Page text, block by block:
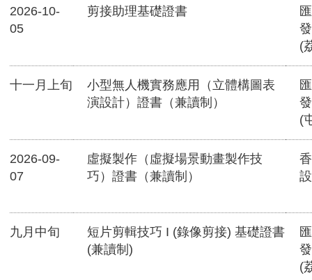
2026-10-
05
剪接助理基礎證書
(
十一月上旬
小型無人機實務應用（立體構圖表
演設計）證書（兼讀制）
(
2026-09-
07
虛擬製作（虛擬場景動畫製作技
巧）證書（兼讀制）
九月中旬
短片剪輯技巧 I (錄像剪接) 基礎證書
(兼讀制)
(